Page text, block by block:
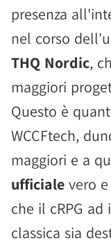
presenza
nel corso
THQ Nordic,
maggiori
Questo è
WCCFtech,
maggiori e a
ufficiale vero
che il cRPG
classica sia